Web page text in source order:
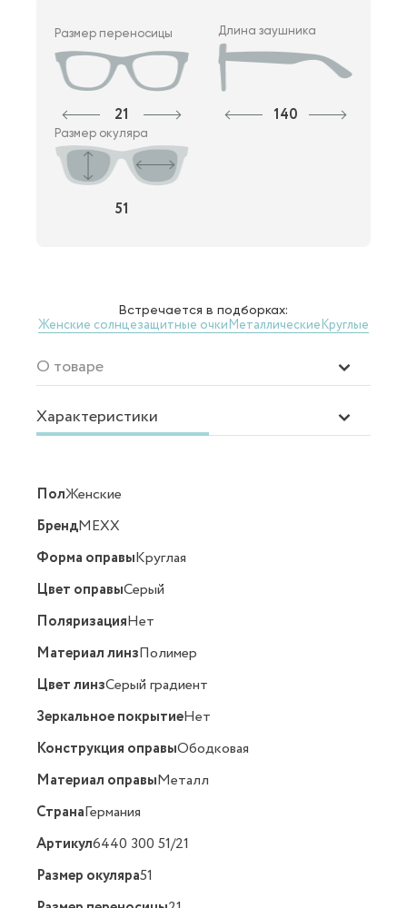
Размер переносицы
21
Длина заушника
140
Размер окуляра
51
Встречается в подборках:
Женские солнцезащитные очкиМеталлическиеКруглые
О товаре
Характеристики
ПолЖенские
БрендMEXX
Форма оправыКруглая
Цвет оправыСерый
ПоляризацияНет
Материал линзПолимер
Цвет линзСерый градиент
Зеркальное покрытиеНет
Конструкция оправыОбодковая
Материал оправыМеталл
СтранаГермания
Артикул6440 300 51/21
Размер окуляра51